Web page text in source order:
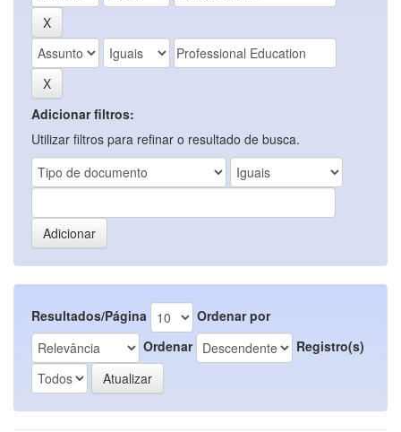
Adicionar filtros:
Utilizar filtros para refinar o resultado de busca.
Resultados/Página
Ordenar por
Ordenar
Registro(s)